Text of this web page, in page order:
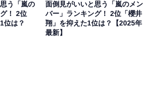
ドラマの中で最高視聴率を記録した
本テレビ系）シリーズは、単独初主演
怪物くん』も公開。コミカルな演技と
う「嵐の
！ 2位
位は？
面倒見がいいと思う「嵐のメン
バー」ランキング！ 2位「櫻井
翔」を抑えた1位は？【2025年
最新】